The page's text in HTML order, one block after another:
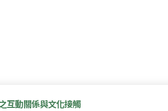
互動關係與文化接觸